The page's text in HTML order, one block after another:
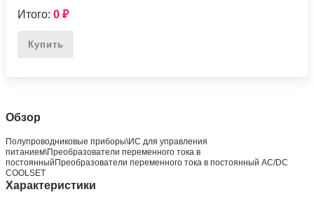
Итого:0₽
Купить
Обзор
Полупроводниковые приборы\ИС для управления
питанием\Преобразователи переменного тока в
постоянныйПреобразователи переменного тока в постоянный AC/DC
COOLSET
Характеристики